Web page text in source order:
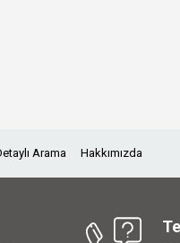
Arama Hakkımızda